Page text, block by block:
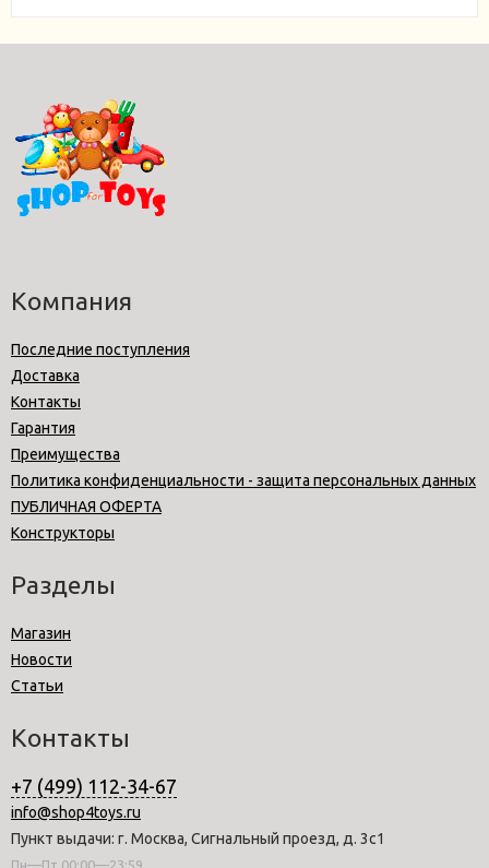
Компания
Последние поступления
Доставка
Контакты
Гарантия
Преимущества
Политика конфиденциальности - защита персональных данных
ПУБЛИЧНАЯ ОФЕРТА
Конструкторы
Разделы
Магазин
Новости
Статьи
Контакты
+7 (499) 112-34-67
info@shop4toys.ru
Пункт выдачи: г. Москва, Сигнальный проезд, д. 3с1
Пн—Пт 00:00—23:59